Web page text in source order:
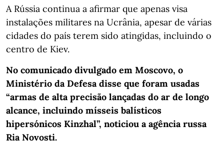
A Rússia continua a afirmar que apenas visa
instalações militares na Ucrânia, apesar de várias
cidades do país terem sido atingidas, incluindo o
centro de Kiev.
No comunicado divulgado em Moscovo, o
Ministério da Defesa disse que foram usadas
“armas de alta precisão lançadas do ar de longo
alcance, incluindo mísseis balísticos
hipersónicos Kinzhal”, noticiou a agência russa
Ria Novosti.